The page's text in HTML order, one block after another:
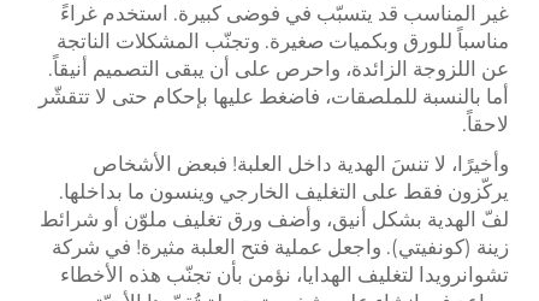
غير المناسب قد يتسبّب في فوضى كبيرة. استخدم غراءً
مناسباً للورق وبكميات صغيرة. وتجنّب المشكلات الناتجة
عن اللزوجة الزائدة، واحرص على أن يبقى التصميم أنيقاً.
أما بالنسبة للملصقات، فاضغط عليها بإحكام حتى لا تتقشّر
لاحقاً.
وأخيرًا، لا تنسَ الهدية داخل العلبة! فبعض الأشخاص
يركّزون فقط على التغليف الخارجي وينسون ما بداخلها.
لفّ الهدية بشكل أنيق، وأضف ورق تغليف ملوّن أو شرائط
زينة (كونفيتي). واجعل عملية فتح العلبة مثيرة! في شركة
تشوانرويدا لتغليف الهدايا، نؤمن بأن تجنّب هذه الأخطاء